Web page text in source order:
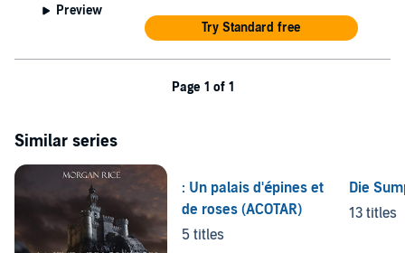
Preview
Try Standard free
Page 1 of 1
Similar series
: Un palais d'épines et
de roses (ACOTAR)
5 titles
Die
13 titles